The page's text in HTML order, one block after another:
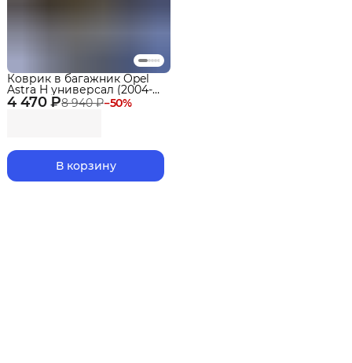
4 470 ₽8 940 ₽−50%
Коврик в багажник Opel
Astra H универсал (2004-
2014) EVA 3D Premium
В корзину